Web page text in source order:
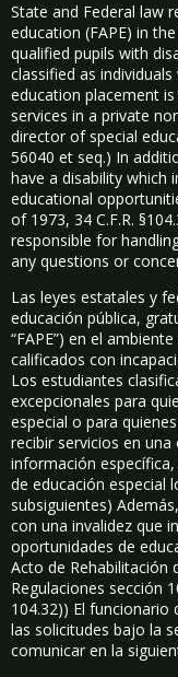
State and Federal law
education (FAPE) in
qualified pupils with
classified as
education placement
services in a private
director of special
56040 et seq.) In
have a disability which
educational
of 1973, 34 C.F.R.
responsible for
any questions or
Las leyes estatales y
educación pública,
“FAPE”) en el
calificados con
Los estudiantes
excepcionales para
especial o para
recibir servicios en
información
de educación especial
subsiguientes)
con una invalidez que
oportunidades de
Acto de Rehabilitación
Regulaciones sección
104.32)) El
las solicitudes bajo la
comunicar en la